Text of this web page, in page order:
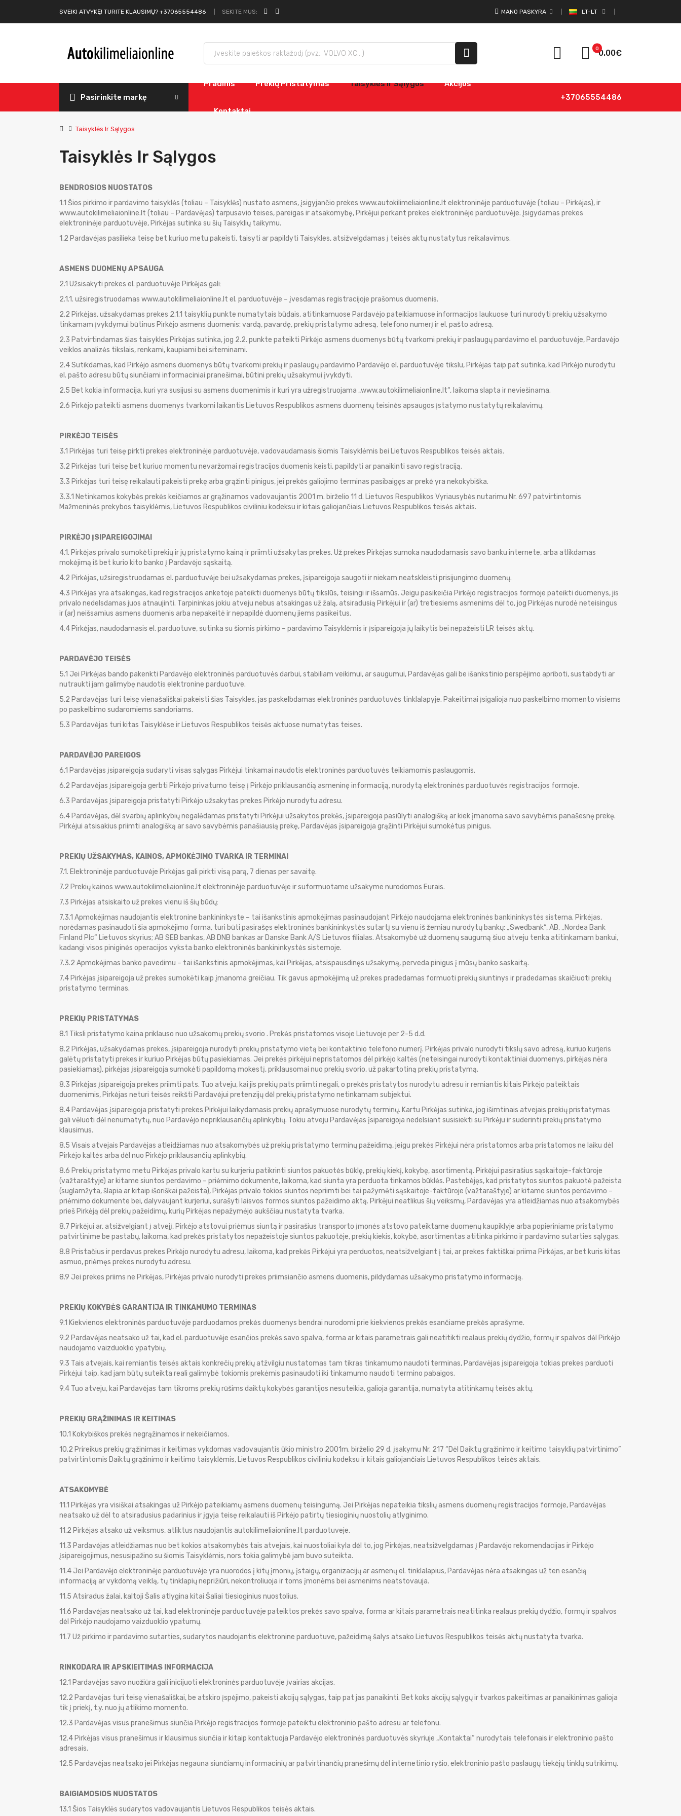
SVEIKI ATVYKĘ! TURITE KLAUSIMŲ? +37065554486 SEKITE MUS: LT-LT
MANO PASKYRA
00.00€
Pasirinkite markę
Pradinis Prekių Pristatymas Taisyklės Ir Sąlygos Akcijos
Kontaktai
+37065554486
Taisyklės Ir Sąlygos
Taisyklės Ir Sąlygos
BENDROSIOS NUOSTATOS
1.1 Šios pirkimo ir pardavimo taisyklės (toliau – Taisyklės) nustato asmens, įsigyjančio prekes www.autokilimeliaionline.lt elektroninėje parduotuvėje (toliau – Pirkėjas), ir
www.autokilimeliaionline.lt (toliau – Pardavėjas) tarpusavio teises, pareigas ir atsakomybę, Pirkėjui perkant prekes elektroninėje parduotuvėje. Įsigydamas prekes
elektroninėje parduotuvėje, Pirkėjas sutinka su šių Taisyklių taikymu.
1.2 Pardavėjas pasilieka teisę bet kuriuo metu pakeisti, taisyti ar papildyti Taisykles, atsižvelgdamas į teisės aktų nustatytus reikalavimus.
ASMENS DUOMENŲ APSAUGA
2.1 Užsisakyti prekes el. parduotuvėje Pirkėjas gali:
2.1.1. užsiregistruodamas www.autokilimeliaionline.lt el. parduotuvėje – įvesdamas registracijoje prašomus duomenis.
2.2 Pirkėjas, užsakydamas prekes 2.1.1 taisyklių punkte numatytais būdais, atitinkamuose Pardavėjo pateikiamuose informacijos laukuose turi nurodyti prekių užsakymo
tinkamam įvykdymui būtinus Pirkėjo asmens duomenis: vardą, pavardę, prekių pristatymo adresą, telefono numerį ir el. pašto adresą.
2.3 Patvirtindamas šias taisykles Pirkėjas sutinka, jog 2.2. punkte pateikti Pirkėjo asmens duomenys būtų tvarkomi prekių ir paslaugų pardavimo el. parduotuvėje, Pardavėjo
veiklos analizės tikslais, renkami, kaupiami bei siteminami.
2.4 Sutikdamas, kad Pirkėjo asmens duomenys būtų tvarkomi prekių ir paslaugų pardavimo Pardavėjo el. parduotuvėje tikslu, Pirkėjas taip pat sutinka, kad Pirkėjo nurodytu
el. pašto adresu būtų siunčiami informaciniai pranešimai, būtini prekių užsakymui įvykdyti.
2.5 Bet kokia informacija, kuri yra susijusi su asmens duomenimis ir kuri yra užregistruojama „www.autokilimeliaionline.lt“, laikoma slapta ir neviešinama.
2.6 Pirkėjo pateikti asmens duomenys tvarkomi laikantis Lietuvos Respublikos asmens duomenų teisinės apsaugos įstatymo nustatytų reikalavimų.
PIRKĖJO TEISĖS
3.1 Pirkėjas turi teisę pirkti prekes elektroninėje parduotuvėje, vadovaudamasis šiomis Taisyklėmis bei Lietuvos Respublikos teisės aktais.
3.2 Pirkėjas turi teisę bet kuriuo momentu nevaržomai registracijos duomenis keisti, papildyti ar panaikinti savo registraciją.
3.3 Pirkėjas turi teisę reikalauti pakeisti prekę arba grąžinti pinigus, jei prekės galiojimo terminas pasibaigęs ar prekė yra nekokybiška.
3.3.1 Netinkamos kokybės prekės keičiamos ar grąžinamos vadovaujantis 2001 m. birželio 11 d. Lietuvos Respublikos Vyriausybės nutarimu Nr. 697 patvirtintomis
Mažmeninės prekybos taisyklėmis, Lietuvos Respublikos civiliniu kodeksu ir kitais galiojančiais Lietuvos Respublikos teisės aktais.
PIRKĖJO ĮSIPAREIGOJIMAI
4.1. Pirkėjas privalo sumokėti prekių ir jų pristatymo kainą ir priimti užsakytas prekes. Už prekes Pirkėjas sumoka naudodamasis savo banku internete, arba atlikdamas
mokėjimą iš bet kurio kito banko į Pardavėjo sąskaitą.
4.2 Pirkėjas, užsiregistruodamas el. parduotuvėje bei užsakydamas prekes, įsipareigoja saugoti ir niekam neatskleisti prisijungimo duomenų.
4.3 Pirkėjas yra atsakingas, kad registracijos anketoje pateikti duomenys būtų tikslūs, teisingi ir išsamūs. Jeigu pasikeičia Pirkėjo registracijos formoje pateikti duomenys, jis
privalo nedelsdamas juos atnaujinti. Tarpininkas jokiu atveju nebus atsakingas už žalą, atsiradusią Pirkėjui ir (ar) tretiesiems asmenims dėl to, jog Pirkėjas nurodė neteisingus
ir (ar) neišsamius asmens duomenis arba nepakeitė ir nepapildė duomenų jiems pasikeitus.
4.4 Pirkėjas, naudodamasis el. parduotuve, sutinka su šiomis pirkimo – pardavimo Taisyklėmis ir įsipareigoja jų laikytis bei nepažeisti LR teisės aktų.
PARDAVĖJO TEISĖS
5.1 Jei Pirkėjas bando pakenkti Pardavėjo elektroninės parduotuvės darbui, stabiliam veikimui, ar saugumui, Pardavėjas gali be išankstinio perspėjimo apriboti, sustabdyti ar
nutraukti jam galimybę naudotis elektronine parduotuve.
5.2 Pardavėjas turi teisę vienašališkai pakeisti šias Taisykles, jas paskelbdamas elektroninės parduotuvės tinklalapyje. Pakeitimai įsigalioja nuo paskelbimo momento visiems
po paskelbimo sudaromiems sandoriams.
5.3 Pardavėjas turi kitas Taisyklėse ir Lietuvos Respublikos teisės aktuose numatytas teises.
PARDAVĖJO PAREIGOS
6.1 Pardavėjas įsipareigoja sudaryti visas sąlygas Pirkėjui tinkamai naudotis elektroninės parduotuvės teikiamomis paslaugomis.
6.2 Pardavėjas įsipareigoja gerbti Pirkėjo privatumo teisę į Pirkėjo priklausančią asmeninę informaciją, nurodytą elektroninės parduotuvės registracijos formoje.
6.3 Pardavėjas įsipareigoja pristatyti Pirkėjo užsakytas prekes Pirkėjo nurodytu adresu.
6.4 Pardavėjas, dėl svarbių aplinkybių negalėdamas pristatyti Pirkėjui užsakytos prekės, įsipareigoja pasiūlyti analogišką ar kiek įmanoma savo savybėmis panašesnę prekę.
Pirkėjui atsisakius priimti analogišką ar savo savybėmis panašiausią prekę, Pardavėjas įsipareigoja grąžinti Pirkėjui sumokėtus pinigus.
PREKIŲ UŽSAKYMAS, KAINOS, APMOKĖJIMO TVARKA IR TERMINAI
7.1. Elektroninėje parduotuvėje Pirkėjas gali pirkti visą parą, 7 dienas per savaitę.
7.2 Prekių kainos www.autokilimeliaionline.lt elektroninėje parduotuvėje ir suformuotame užsakyme nurodomos Eurais.
7.3 Pirkėjas atsiskaito už prekes vienu iš šių būdų:
7.3.1 Apmokėjimas naudojantis elektronine bankininkyste – tai išankstinis apmokėjimas pasinaudojant Pirkėjo naudojama elektroninės bankininkystės sistema. Pirkėjas,
norėdamas pasinaudoti šia apmokėjimo forma, turi būti pasirašęs elektroninės bankininkystės sutartį su vienu iš žemiau nurodytų bankų: „Swedbank“, AB, „Nordea Bank
Finland Plc“ Lietuvos skyrius; AB SEB bankas, AB DNB bankas ar Danske Bank A/S Lietuvos filialas. Atsakomybė už duomenų saugumą šiuo atveju tenka atitinkamam bankui,
kadangi visos piniginės operacijos vyksta banko elektroninės bankininkystės sistemoje.
7.3.2 Apmokėjimas banko pavedimu – tai išankstinis apmokėjimas, kai Pirkėjas, atsispausdinęs užsakymą, perveda pinigus į mūsų banko saskaitą.
7.4 Pirkėjas įsipareigoja už prekes sumokėti kaip įmanoma greičiau. Tik gavus apmokėjimą už prekes pradedamas formuoti prekių siuntinys ir pradedamas skaičiuoti prekių
pristatymo terminas.
PREKIŲ PRISTATYMAS
8.1 Tiksli pristatymo kaina priklauso nuo užsakomų prekių svorio . Prekės pristatomos visoje Lietuvoje per 2-5 d.d.
8.2 Pirkėjas, užsakydamas prekes, įsipareigoja nurodyti prekių pristatymo vietą bei kontaktinio telefono numerį. Pirkėjas privalo nurodyti tikslų savo adresą, kuriuo kurjeris
galėtų pristatyti prekes ir kuriuo Pirkėjas būtų pasiekiamas. Jei prekės pirkėjui nepristatomos dėl pirkėjo kaltės (neteisingai nurodyti kontaktiniai duomenys, pirkėjas nėra
pasiekiamas), pirkėjas įsipareigoja sumokėti papildomą mokestį, priklausomai nuo prekių svorio, už pakartotiną prekių pristatymą.
8.3 Pirkėjas įsipareigoja prekes priimti pats. Tuo atveju, kai jis prekių pats priimti negali, o prekės pristatytos nurodytu adresu ir remiantis kitais Pirkėjo pateiktais
duomenimis, Pirkėjas neturi teisės reikšti Pardavėjui pretenzijų dėl prekių pristatymo netinkamam subjektui.
8.4 Pardavėjas įsipareigoja pristatyti prekes Pirkėjui laikydamasis prekių aprašymuose nurodytų terminų. Kartu Pirkėjas sutinka, jog išimtinais atvejais prekių pristatymas
gali vėluoti dėl nenumatytų, nuo Pardavėjo nepriklausančių aplinkybių. Tokiu atveju Pardavėjas įsipareigoja nedelsiant susisiekti su Pirkėju ir suderinti prekių pristatymo
klausimus.
8.5 Visais atvejais Pardavėjas atleidžiamas nuo atsakomybės už prekių pristatymo terminų pažeidimą, jeigu prekės Pirkėjui nėra pristatomos arba pristatomos ne laiku dėl
Pirkėjo kaltės arba dėl nuo Pirkėjo priklausančių aplinkybių.
8.6 Prekių pristatymo metu Pirkėjas privalo kartu su kurjeriu patikrinti siuntos pakuotės būklę, prekių kiekį, kokybę, asortimentą. Pirkėjui pasirašius sąskaitoje-faktūroje
(važtaraštyje) ar kitame siuntos perdavimo – priėmimo dokumente, laikoma, kad siunta yra perduota tinkamos būklės. Pastebėjęs, kad pristatytos siuntos pakuotė pažeista
(suglamžyta, šlapia ar kitaip išoriškai pažeista), Pirkėjas privalo tokios siuntos nepriimti bei tai pažymėti sąskaitoje-faktūroje (važtaraštyje) ar kitame siuntos perdavimo –
priėmimo dokumente bei, dalyvaujant kurjeriui, surašyti laisvos formos siuntos pažeidimo aktą. Pirkėjui neatlikus šių veiksmų, Pardavėjas yra atleidžiamas nuo atsakomybės
prieš Pirkėją dėl prekių pažeidimų, kurių Pirkėjas nepažymėjo aukščiau nustatyta tvarka.
8.7 Pirkėjui ar, atsižvelgiant į atvejį, Pirkėjo atstovui priėmus siuntą ir pasirašius transporto įmonės atstovo pateiktame duomenų kaupiklyje arba popieriniame pristatymo
patvirtinime be pastabų, laikoma, kad prekės pristatytos nepažeistoje siuntos pakuotėje, prekių kiekis, kokybė, asortimentas atitinka pirkimo ir pardavimo sutarties sąlygas.
8.8 Pristačius ir perdavus prekes Pirkėjo nurodytu adresu, laikoma, kad prekės Pirkėjui yra perduotos, neatsižvelgiant į tai, ar prekes faktiškai priima Pirkėjas, ar bet kuris kitas
asmuo, priėmęs prekes nurodytu adresu.
8.9 Jei prekes priims ne Pirkėjas, Pirkėjas privalo nurodyti prekes priimsiančio asmens duomenis, pildydamas užsakymo pristatymo informaciją.
PREKIŲ KOKYBĖS GARANTIJA IR TINKAMUMO TERMINAS
9.1 Kiekvienos elektroninės parduotuvėje parduodamos prekės duomenys bendrai nurodomi prie kiekvienos prekės esančiame prekės aprašyme.
9.2 Pardavėjas neatsako už tai, kad el. parduotuvėje esančios prekės savo spalva, forma ar kitais parametrais gali neatitikti realaus prekių dydžio, formų ir spalvos dėl Pirkėjo
naudojamo vaizduoklio ypatybių.
9.3 Tais atvejais, kai remiantis teisės aktais konkrečių prekių atžvilgiu nustatomas tam tikras tinkamumo naudoti terminas, Pardavėjas įsipareigoja tokias prekes parduoti
Pirkėjui taip, kad jam būtų suteikta reali galimybė tokiomis prekėmis pasinaudoti iki tinkamumo naudoti termino pabaigos.
9.4 Tuo atveju, kai Pardavėjas tam tikroms prekių rūšims daiktų kokybės garantijos nesuteikia, galioja garantija, numatyta atitinkamų teisės aktų.
PREKIŲ GRĄŽINIMAS IR KEITIMAS
10.1 Kokybiškos prekės negrąžinamos ir nekeičiamos.
10.2 Prireikus prekių grąžinimas ir keitimas vykdomas vadovaujantis ūkio ministro 2001m. birželio 29 d. įsakymu Nr. 217 “Dėl Daiktų grąžinimo ir keitimo taisyklių patvirtinimo”
patvirtintomis Daiktų grąžinimo ir keitimo taisyklėmis, Lietuvos Respublikos civiliniu kodeksu ir kitais galiojančiais Lietuvos Respublikos teisės aktais.
ATSAKOMYBĖ
11.1 Pirkėjas yra visiškai atsakingas už Pirkėjo pateikiamų asmens duomenų teisingumą. Jei Pirkėjas nepateikia tikslių asmens duomenų registracijos formoje, Pardavėjas
neatsako už dėl to atsiradusius padarinius ir įgyja teisę reikalauti iš Pirkėjo patirtų tiesioginių nuostolių atlyginimo.
11.2 Pirkėjas atsako už veiksmus, atliktus naudojantis autokilimeliaionline.lt parduotuveje.
11.3 Pardavėjas atleidžiamas nuo bet kokios atsakomybės tais atvejais, kai nuostoliai kyla dėl to, jog Pirkėjas, neatsižvelgdamas į Pardavėjo rekomendacijas ir Pirkėjo
įsipareigojimus, nesusipažino su šiomis Taisyklėmis, nors tokia galimybė jam buvo suteikta.
11.4 Jei Pardavėjo elektroninėje parduotuvėje yra nuorodos į kitų įmonių, įstaigų, organizacijų ar asmenų el. tinklalapius, Pardavėjas nėra atsakingas už ten esančią
informaciją ar vykdomą veiklą, tų tinklapių neprižiūri, nekontroliuoja ir toms įmonėms bei asmenims neatstovauja.
11.5 Atsiradus žalai, kaltoji Šalis atlygina kitai Šaliai tiesioginius nuostolius.
11.6 Pardavėjas neatsako už tai, kad elektroninėje parduotuvėje pateiktos prekės savo spalva, forma ar kitais parametrais neatitinka realaus prekių dydžio, formų ir spalvos
dėl Pirkėjo naudojamo vaizduoklio ypatumų.
11.7 Už pirkimo ir pardavimo sutarties, sudarytos naudojantis elektronine parduotuve, pažeidimą šalys atsako Lietuvos Respublikos teisės aktų nustatyta tvarka.
RINKODARA IR APSKIEITIMAS INFORMACIJA
12.1 Pardavėjas savo nuožiūra gali inicijuoti elektroninės parduotuvėje įvairias akcijas.
12.2 Pardavėjas turi teisę vienašališkai, be atskiro įspėjimo, pakeisti akcijų sąlygas, taip pat jas panaikinti. Bet koks akcijų sąlygų ir tvarkos pakeitimas ar panaikinimas galioja
tik į priekį, t.y. nuo jų atlikimo momento.
12.3 Pardavėjas visus pranešimus siunčia Pirkėjo registracijos formoje pateiktu elektroninio pašto adresu ar telefonu.
12.4 Pirkėjas visus pranešimus ir klausimus siunčia ir kitaip kontaktuoja Pardavėjo elektroninės parduotuvės skyriuje „Kontaktai“ nurodytais telefonais ir elektroninio pašto
adresais.
12.5 Pardavėjas neatsako jei Pirkėjas negauna siunčiamų informacinių ar patvirtinančių pranešimų dėl internetinio ryšio, elektroninio pašto paslaugų tiekėjų tinklų sutrikimų.
BAIGIAMOSIOS NUOSTATOS
13.1 Šios Taisyklės sudarytos vadovaujantis Lietuvos Respublikos teisės aktais.